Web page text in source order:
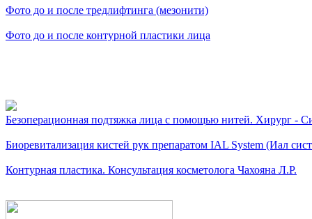
Фото до и после тредлифтинга (мезонити)
Фото до и после контурной пластики лица
Безоперационная подтяжка лица с помощью нитей. Хирург -
Биоревитализация кистей рук препаратом IAL System (Иал
Контурная пластика. Консультация косметолога Чахояна Л.Р.